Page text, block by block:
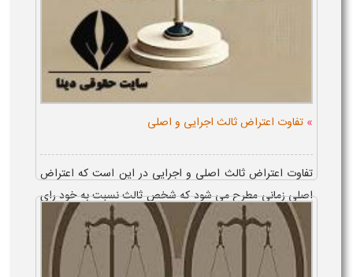
» تفاوت اعتراض ثالث اجرایی و اصلی
تفاوت اعتراض ثالث اصلی و اجرایی در این است که اعتراض
اصلی زمانی مطرح می شود که شخص ثالث نسبت به خود رای
ادعای تضییع حق داشته و قصد بی اعتبار کردن آن را دارد، اما
اعتراض ثالث اجرایی ناظر به م...